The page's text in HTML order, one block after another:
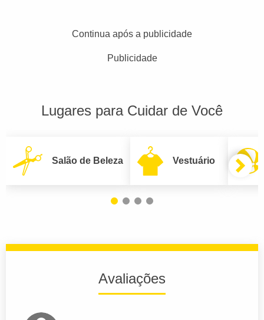
Continua após a publicidade
Publicidade
Lugares para Cuidar de Você
Salão de Beleza Vestuário
Avaliações